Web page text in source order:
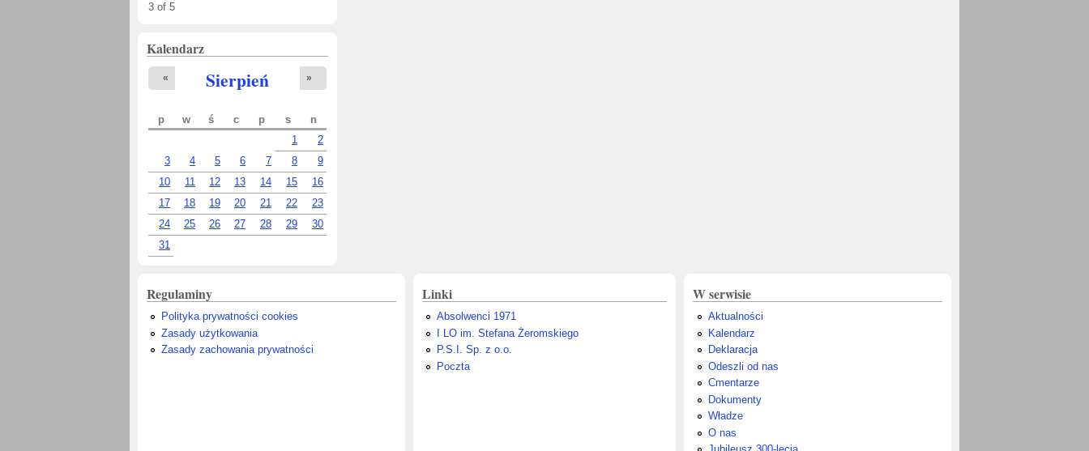
3 of 5
Kalendarz
Sierpień
« »
p w ś c p s
n
1
2
3
4 5 6 7 8
9
10
11 12 13 14 15
16
17
18 19 20 21 22
23
24
25 26 27 28 29
30
31
Regulaminy
Polityka prywatności cookies
Zasady użytkowania
Zasady zachowania prywatności
Linki
Absolwenci 1971
I LO im. Stefana Żeromskiego
P.S.I. Sp. z o.o.
Poczta
W serwisie
Aktualności
Kalendarz
Deklaracja
Odeszli od nas
Cmentarze
Dokumenty
Władze
O nas